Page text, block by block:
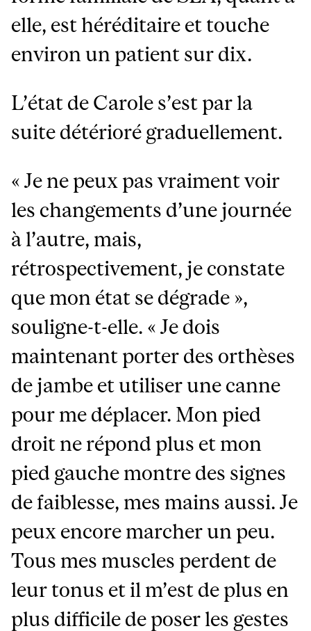
elle, est héréditaire et touche
environ un patient sur dix.
L’état de Carole s’est par la
suite détérioré graduellement.
« Je ne peux pas vraiment voir
les changements d’une journée
à l’autre, mais,
rétrospectivement, je constate
que mon état se dégrade »,
souligne-t-elle. « Je dois
maintenant porter des orthèses
de jambe et utiliser une canne
pour me déplacer. Mon pied
droit ne répond plus et mon
pied gauche montre des signes
de faiblesse, mes mains aussi. Je
peux encore marcher un peu.
Tous mes muscles perdent de
leur tonus et il m’est de plus en
plus difficile de poser les gestes